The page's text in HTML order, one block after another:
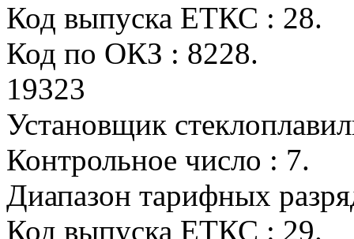
Код выпуска ЕТКС : 28.
Код по ОКЗ : 8228.
19323
Установщик
Контрольное число : 7.
Диапазон тарифных
Код выпуска ЕТКС : 29.